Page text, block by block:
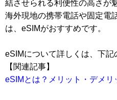
結させられる利便性の高さが
海外現地の携帯電話や固定電
は、eSIMがおすすめです。
eSIMについて詳しくは、下記
【関連記事】
eSIMとは？メリット・デメリ